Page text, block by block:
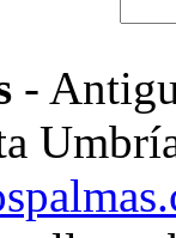
-